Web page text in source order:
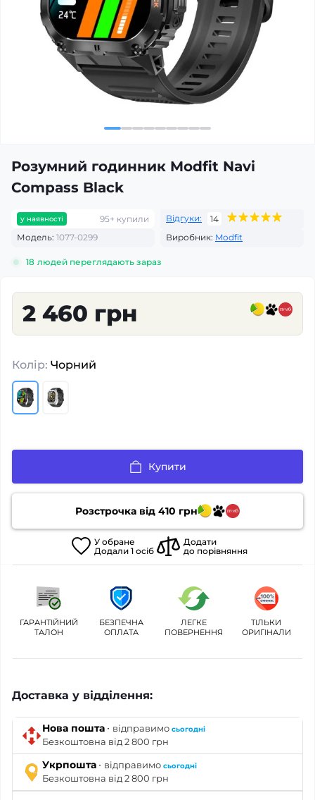
Розумний годинник Modfit Navi
Compass Black
у наявності 95+ купили Відгуки:
14
Модель: 1077-0299 Виробник: Modfit
18 людей переглядають зараз
2 460 грн
Колір: Чорний
Купити
Розстрочка від 410 грн
У обране
Додали 1 осіб
Додати
до порівняння
ГАРАНТІЙНИЙ
ТАЛОН
БЕЗПЕЧНА
ОПЛАТА
ЛЕГКЕ
ПОВЕРНЕННЯ
ТІЛЬКИ
ОРИГІНАЛИ
Доставка у відділення:
Нова пошта · відправимо сьогодні
Безкоштовна від 2 800 грн
Укрпошта · відправимо сьогодні
Безкоштовна від 2 800 грн